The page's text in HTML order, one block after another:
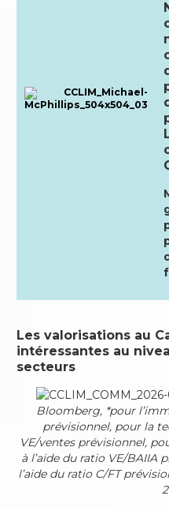
Les valorisations au
intéressantes au
secteurs
Bloomberg, *pour
prévisionnel, pour la
VE/ventes prévisionnel,
à l’aide du ratio VE/BAIIA
l’aide du ratio C/FT